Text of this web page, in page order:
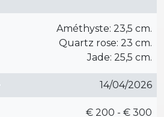
Améthyste: 23,5 cm.
Quartz rose: 23 cm.
Jade: 25,5 cm.
14/04/2026
€ 200 - € 300